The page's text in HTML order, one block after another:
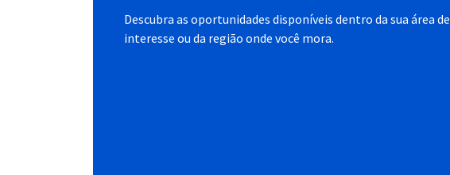
Descubra as oportunidades disponíveis dentro da sua área de
interesse ou da região onde você mora.